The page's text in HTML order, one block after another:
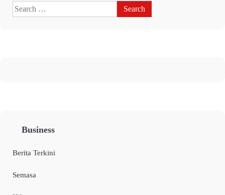
Business
Berita Terkini
Semasa